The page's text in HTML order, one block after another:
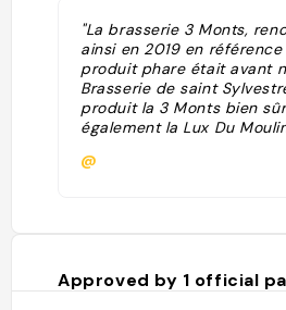
"La brasserie 3 Monts,
ainsi en 2019 en
produit phare était avant
Brasserie de saint
produit la 3 Monts bien
également la Lux Du
@
Approved by 1 official